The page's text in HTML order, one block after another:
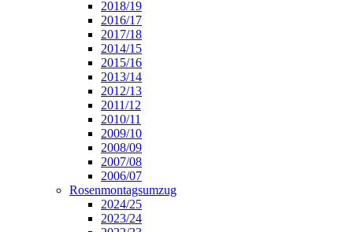
2018/19
2016/17
2017/18
2014/15
2015/16
2013/14
2012/13
2011/12
2010/11
2009/10
2008/09
2007/08
2006/07
Rosenmontagsumzug
2024/25
2023/24